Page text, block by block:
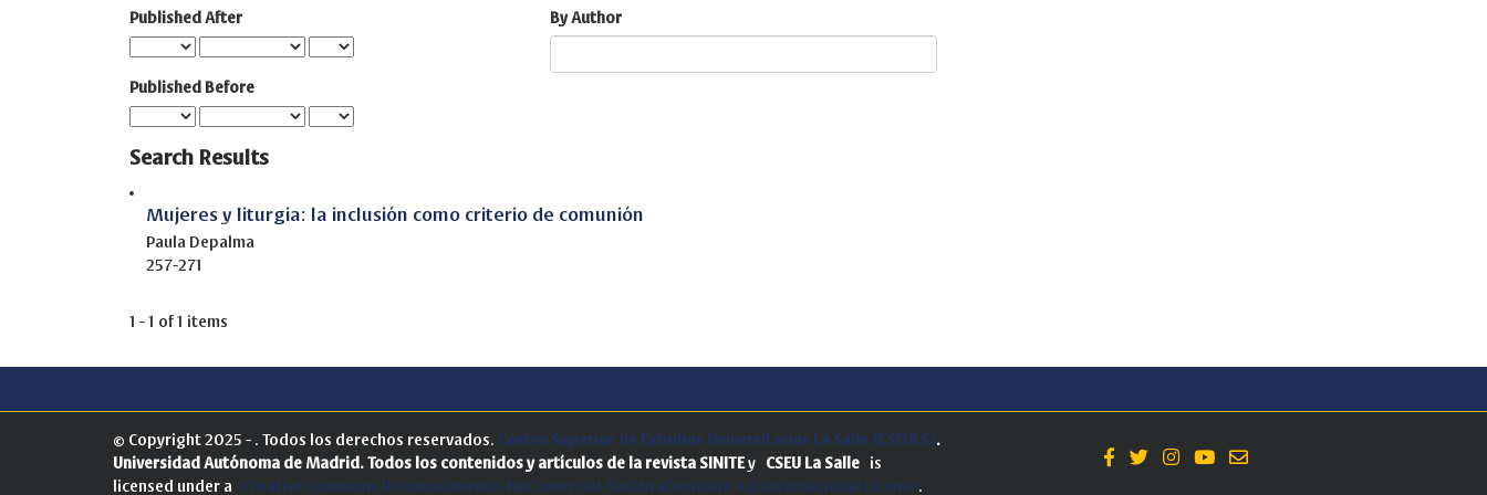
Published After
Published Before
By Author
Search Results
Mujeres y liturgia: la inclusión como criterio de comunión
Paula Depalma
257-271
1 - 1 of 1 items
© Copyright 2025 - . Todos los derechos reservados. Centro Superior de Estudios Universitarios La Salle (CSEULS).
Universidad Autónoma de Madrid. Todos los contenidos y artículos de la revista SINITEy CSEU La Salle is
licensed under a Creative Commons Reconocimiento-NoComercial-SinObraDerivada 4.0 Internacional License.